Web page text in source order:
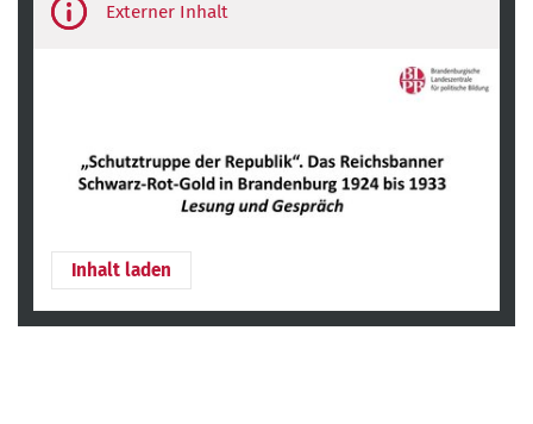
party
Inhalt laden